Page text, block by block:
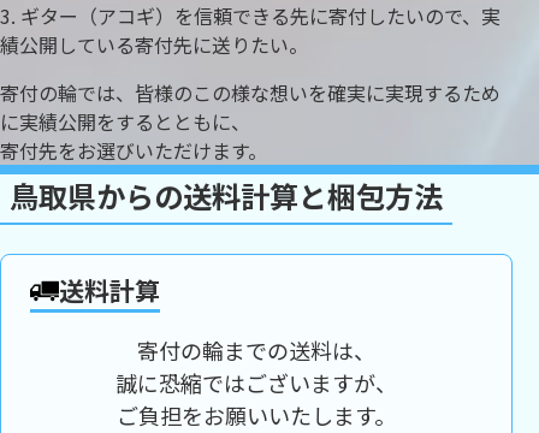
ギター（アコギ）を信頼できる先に寄付したいので、実
績公開している寄付先に送りたい。
寄付の輪では、皆様のこの様な想いを確実に実現するため
に実績公開をするとともに、
寄付先をお選びいただけます。
鳥取県からの送料計算と梱包方法
送料計算
寄付の輪までの送料は、
誠に恐縮ではございますが、
ご負担をお願いいたします。